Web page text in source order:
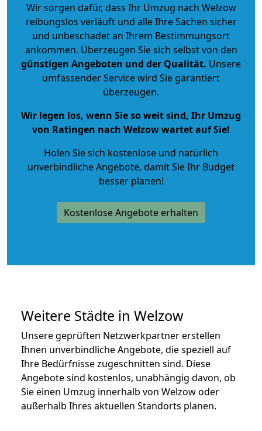
Wir sorgen dafür, dass Ihr Umzug nach Welzow
reibungslos verläuft und alle Ihre Sachen sicher
und unbeschadet an Ihrem Bestimmungsort
ankommen. Überzeugen Sie sich selbst von den
günstigen Angeboten und der Qualität. Unsere
umfassender Service wird Sie garantiert
überzeugen.
Wir legen los, wenn Sie so weit sind, Ihr Umzug
von Ratingen nach Welzow wartet auf Sie!
Holen Sie sich kostenlose und natürlich
unverbindliche Angebote, damit Sie Ihr Budget
besser planen!
Kostenlose Angebote erhalten
Weitere Städte in Welzow
Unsere geprüften Netzwerkpartner erstellen
Ihnen unverbindliche Angebote, die speziell auf
Ihre Bedürfnisse zugeschnitten sind. Diese
Angebote sind kostenlos, unabhängig davon, ob
Sie einen Umzug innerhalb von Welzow oder
außerhalb Ihres aktuellen Standorts planen.